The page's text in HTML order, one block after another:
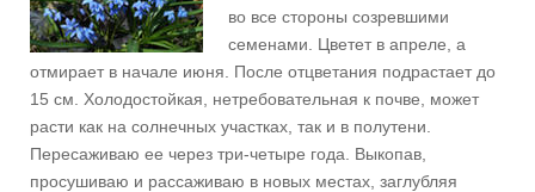
во все стороны созревшими
семенами. Цветет в апреле, а
отмирает в начале июня. После отцветания подрастает до
15 см. Холодостойкая, нетребовательная к почве, может
расти как на солнечных участках, так и в полутени.
Пересаживаю ее через три-четыре года. Выкопав,
просушиваю и рассаживаю в новых местах, заглубляя